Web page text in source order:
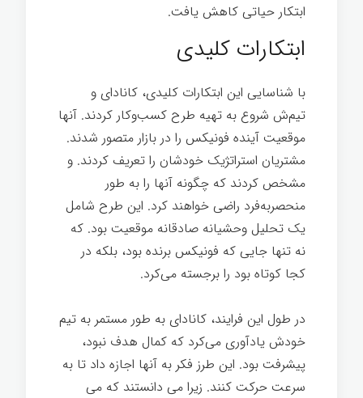
ابتکار حیاتی کاهش یافت.
ابتکارات کلیدی
با شناسایی این ابتکارات کلیدی، کانادای و
تیم‌ش شروع به تهیه طرح کسب‌وکار کردند. آنها
موقعیت آینده فونیکس را در بازار متصور شدند.
مشتریان استراتژیک خودشان را تعریف کردند. و
مشخص کردند که چگونه آنها را به طور
منحصربه‌فرد راضی خواهند کرد. این طرح شامل
یک تحلیل وحشیانه صادقانه موقعیت بود. که
نه تنها جایی که فونیکس برنده بود، بلکه در
کجا کوتاه بود را برجسته می‌کرد.
در طول این فرایند، کانادای به طور مستمر به تیم
خودش یادآوری می‌کرد که کمال هدف نبود،
پیشرفت بود. این طرز فکر به آنها اجازه داد تا به
سرعت حرکت کنند. زیرا می دانستند که می